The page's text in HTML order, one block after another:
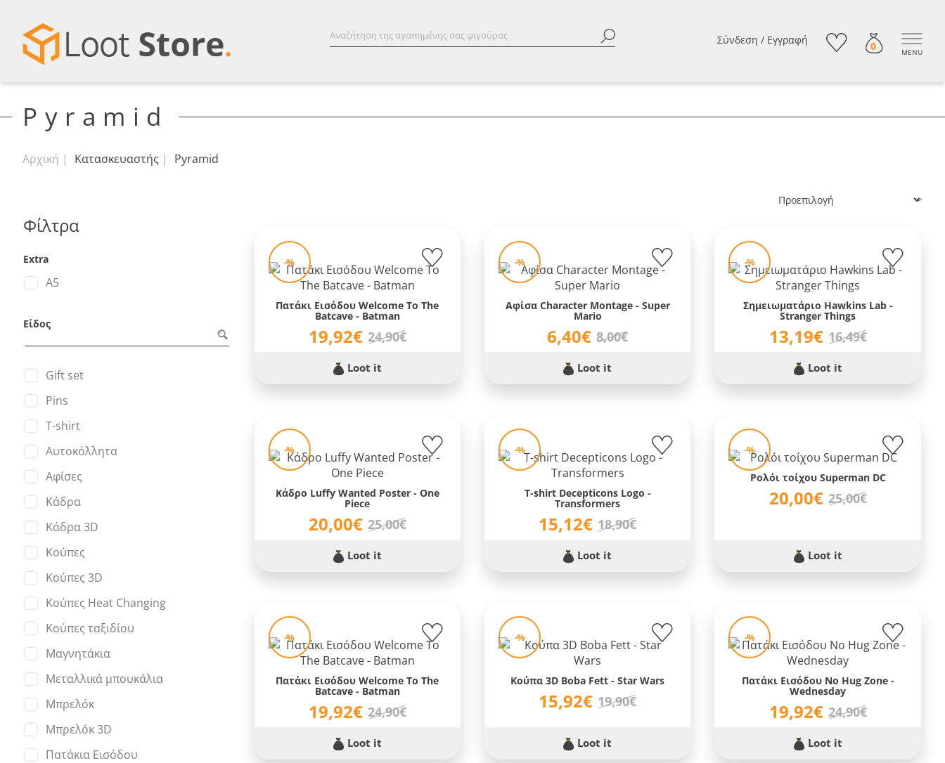
Σύνδεση / Εγγραφή 0 MENU
Pyramid
Αρχική Κατασκευαστής Pyramid
Φίλτρα
Extra
Α5
Είδος
Gift set
Pins
T-shirt
Αυτοκόλλητα
Αφίσες
Κάδρα
Κάδρα 3D
Κούπες
Κούπες 3D
Κούπες Heat Changing
Κούπες ταξιδίου
Μαγνητάκια
Μεταλλικά μπουκάλια
Μπρελόκ
Μπρελόκ 3D
Πατάκια Εισόδου
Ταξινόμηση:
-%
Πατάκι Εισόδου Welcome To The
Batcave - Batman
19,92€ 24,90€
Loot it
-%
Αφίσα Character Montage - Super
Mario
6,40€ 8,00€
Loot it
-%
Σημειωματάριο Hawkins Lab -
Stranger Things
13,19€ 16,49€
Loot it
-%
Κάδρο Luffy Wanted Poster - One
Piece
20,00€ 25,00€
Loot it
-%
T-shirt Decepticons Logo -
Transformers
15,12€ 18,90€
Loot it
-%
Ρολόι τοίχου Superman DC
20,00€ 25,00€
Loot it
-%
Πατάκι Εισόδου Welcome To The
Batcave - Batman
19,92€ 24,90€
Loot it
-%
Κούπα 3D Boba Fett - Star Wars
15,92€ 19,90€
Loot it
-%
Πατάκι Εισόδου No Hug Zone -
Wednesday
19,92€ 24,90€
Loot it